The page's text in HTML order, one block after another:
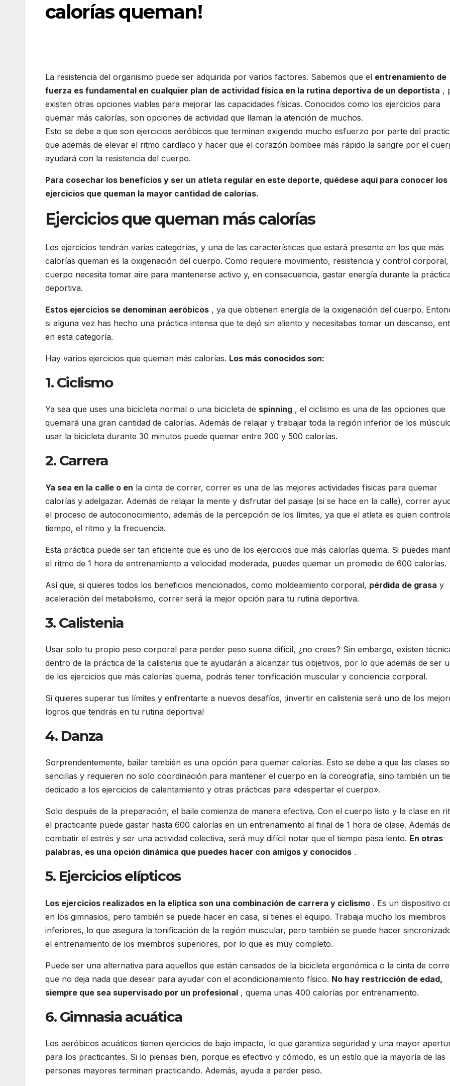
calorías queman!
La resistencia del organismo puede ser adquirida por varios factores. Sabemos que el entrenamiento de
fuerza es fundamental en cualquier plan de actividad física en la rutina deportiva de un deportista ,
existen otras opciones viables para mejorar las capacidades físicas. Conocidos como los ejercicios para
quemar más calorías, son opciones de actividad que llaman la atención de muchos.
Esto se debe a que son ejercicios aeróbicos que terminan exigiendo mucho esfuerzo por parte del
que además de elevar el ritmo cardíaco y hacer que el corazón bombee más rápido la sangre por el
ayudará con la resistencia del cuerpo.
Para cosechar los beneficios y ser un atleta regular en este deporte, quédese aquí para conocer los
ejercicios que queman la mayor cantidad de calorías.
Ejercicios que queman más calorías
Los ejercicios tendrán varias categorías, y una de las características que estará presente en los que más
calorías queman es la oxigenación del cuerpo. Como requiere movimiento, resistencia y control
cuerpo necesita tomar aire para mantenerse activo y, en consecuencia, gastar energía durante la
deportiva.
Estos ejercicios se denominan aeróbicos , ya que obtienen energía de la oxigenación del cuerpo.
si alguna vez has hecho una práctica intensa que te dejó sin aliento y necesitabas tomar un descanso,
en esta categoría.
Hay varios ejercicios que queman más calorías. Los más conocidos son:
1. Ciclismo
Ya sea que uses una bicicleta normal o una bicicleta de spinning , el ciclismo es una de las opciones que
quemará una gran cantidad de calorías. Además de relajar y trabajar toda la región inferior de los
usar la bicicleta durante 30 minutos puede quemar entre 200 y 500 calorías.
2. Carrera
Ya sea en la calle o en la cinta de correr, correr es una de las mejores actividades físicas para quemar
calorías y adelgazar. Además de relajar la mente y disfrutar del paisaje (si se hace en la calle), correr
el proceso de autoconocimiento, además de la percepción de los límites, ya que el atleta es quien
tiempo, el ritmo y la frecuencia.
Esta práctica puede ser tan eficiente que es uno de los ejercicios que más calorías quema. Si puedes
el ritmo de 1 hora de entrenamiento a velocidad moderada, puedes quemar un promedio de 600 calorías.
Así que, si quieres todos los beneficios mencionados, como moldeamiento corporal, pérdida de grasa y
aceleración del metabolismo, correr será la mejor opción para tu rutina deportiva.
3. Calistenia
Usar solo tu propio peso corporal para perder peso suena difícil, ¿no crees? Sin embargo, existen
dentro de la práctica de la calistenia que te ayudarán a alcanzar tus objetivos, por lo que además de ser
de los ejercicios que más calorías quema, podrás tener tonificación muscular y conciencia corporal.
Si quieres superar tus límites y enfrentarte a nuevos desafíos, ¡invertir en calistenia será uno de los
logros que tendrás en tu rutina deportiva!
4. Danza
Sorprendentemente, bailar también es una opción para quemar calorías. Esto se debe a que las clases
sencillas y requieren no solo coordinación para mantener el cuerpo en la coreografía, sino también un
dedicado a los ejercicios de calentamiento y otras prácticas para «despertar el cuerpo».
Solo después de la preparación, el baile comienza de manera efectiva. Con el cuerpo listo y la clase en
el practicante puede gastar hasta 600 calorías en un entrenamiento al final de 1 hora de clase. Además de
combatir el estrés y ser una actividad colectiva, será muy difícil notar que el tiempo pasa lento. En otras
palabras, es una opción dinámica que puedes hacer con amigos y conocidos .
5. Ejercicios elípticos
Los ejercicios realizados en la elíptica son una combinación de carrera y ciclismo . Es un dispositivo
en los gimnasios, pero también se puede hacer en casa, si tienes el equipo. Trabaja mucho los miembros
inferiores, lo que asegura la tonificación de la región muscular, pero también se puede hacer
el entrenamiento de los miembros superiores, por lo que es muy completo.
Puede ser una alternativa para aquellos que están cansados ​​de la bicicleta ergonómica o la cinta de
que no deja nada que desear para ayudar con el acondicionamiento físico. No hay restricción de edad,
siempre que sea supervisado por un profesional , quema unas 400 calorías por entrenamiento.
6. Gimnasia acuática
Los aeróbicos acuáticos tienen ejercicios de bajo impacto, lo que garantiza seguridad y una mayor
para los practicantes. Si lo piensas bien, porque es efectivo y cómodo, es un estilo que la mayoría de las
personas mayores terminan practicando. Además, ayuda a perder peso.